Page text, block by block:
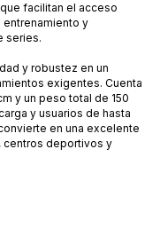
facilitan el acceso
entrenamiento y
series.
y robustez en un
exigentes. Cuenta
y un peso total de 150
y usuarios de hasta
en una excelente
centros deportivos y